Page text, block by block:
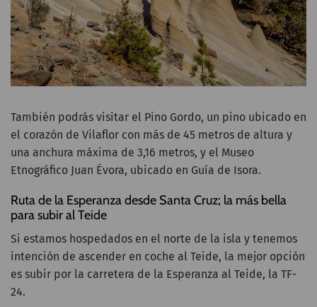
También podrás visitar el Pino Gordo, un pino ubicado en
el corazón de Vilaflor con más de 45 metros de altura y
una anchura máxima de 3,16 metros, y el Museo
Etnográfico Juan Évora, ubicado en Guía de Isora.
Ruta de la Esperanza desde Santa Cruz; la más bella
para subir al Teide
Si estamos hospedados en el norte de la isla y tenemos
intención de ascender en coche al Teide, la mejor opción
es subir por la carretera de la Esperanza al Teide, la TF-
24.